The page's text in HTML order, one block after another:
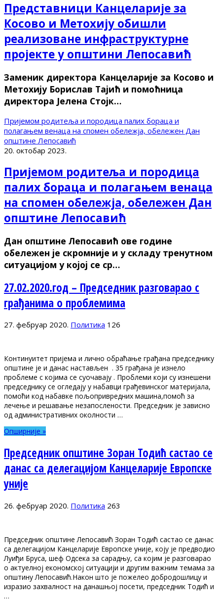
Представници Канцеларије за
Косово и Метохију обишли
реализоване инфраструктурне
пројекте у општини Лепосавић
Заменик директора Канцеларије за Косово и
Метохију Борислав Тајић и помоћница
директора Јелена Стојк…
Пријемом родитеља и породица палих бораца и
полагањем венаца на спомен обележја, обележен Дан
општине Лепосавић
20. октобар 2023.
Пријемом родитеља и породица
палих бораца и полагањем венаца
на спомен обележја, обележен Дан
општине Лепосавић
Дан општине Лепосавић ове године
обележен је скромније и у складу тренутном
ситуацијом у којој се ср…
27.02.2020.год – Председник разговарао с
грађанима о проблемима
27. фебруар 2020. Политика 126
Континуитет пријема и лично обраћање грађана председнику
општине је и данас настављен . 35 грађана је изнело
проблеме с којима се суочавају . Проблеми који су изнешени
председнику се огледају у набавци грађевинског материјала,
помоћи код набавке пољопривредних машина,помоћ за
лечење и решавање незапослености. Председник је зависно
од административних околности …
Опширније »
Председник општине Зоран Тодић састао се
данас са делегацијом Канцеларије Европске
уније
26. фебруар 2020. Политика 263
Председник општине Лепосавић Зоран Тодић састао се данас
са делегацијом Канцеларије Европске уније, коју је предводио
Луиђи Бруса, шеф Одсека за сарадњу, са којим је разговарао
о актуелној економској ситуацији и другим важним темама за
општину Лепосавић.Након што је пожелео добродошлицу и
изразио захвалност на данашњој посети, председник Тодић и
…